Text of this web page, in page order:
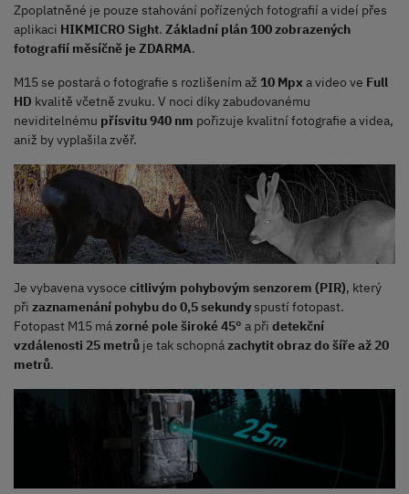
Zpoplatněné je pouze stahování pořízených fotografií a videí přes
aplikaci HIKMICRO Sight. Základní plán 100 zobrazených
fotografií měsíčně je ZDARMA.
M15 se postará o fotografie s rozlišením až 10 Mpxa video ve Full
HD kvalitě včetně zvuku. V noci díky zabudovanému
neviditelnému přísvitu 940 nm pořizuje kvalitní fotografie a videa,
aniž by vyplašila zvěř.
Je vybavena vysoce citlivým pohybovým senzorem (PIR), který
při zaznamenání pohybu do 0,5 sekundy spustí fotopast.
Fotopast M15 mázorné pole široké 45° a při detekční
vzdálenosti 25 metrů je tak schopnázachytit obraz do šíře až 20
metrů.